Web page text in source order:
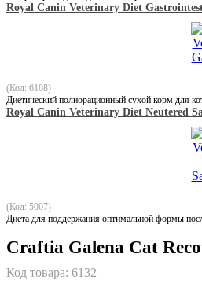
Royal Canin Veterinary Diet
(Код: 6108)
Диетический полнорационный сухой корм для
Royal Canin Veterinary Diet Neutered
(Код: 5007)
Диета для поддержания оптимальной формы
Craftia Galena Cat
Код товара: 6132